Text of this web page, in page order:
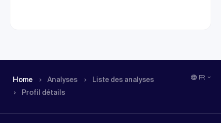
Home Analyses
Liste des analyses
Profil détails
FR